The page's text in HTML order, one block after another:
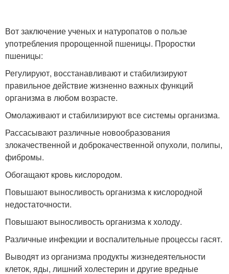
Вот заключение ученых и натуропатов о пользе
употребления пророщенной пшеницы. Проростки
пшеницы:
Регулируют, восстанавливают и стабилизируют
правильное действие жизненно важных функций
организма в любом возрасте.
Омолаживают и стабилизируют все системы организма.
Рассасывают различные новообразования
злокачественной и доброкачественной опухоли, полипы,
фибромы.
Обогащают кровь кислородом.
Повышают выносливость организма к кислородной
недостаточности.
Повышают выносливость организма к холоду.
Различные инфекции и воспалительные процессы гасят.
Выводят из организма продукты жизнедеятельности
клеток, яды, лишний холестерин и другие вредные